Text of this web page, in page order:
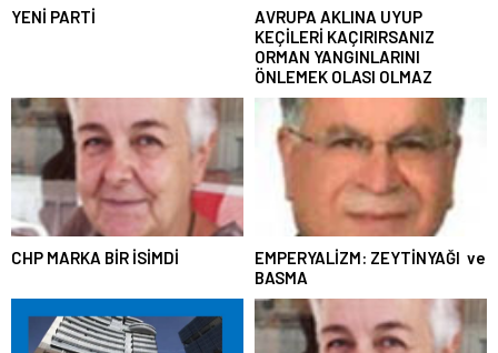
YENİ PARTİ
AVRUPA AKLINA UYUP
KEÇİLERİ KAÇIRIRSANIZ
ORMAN YANGINLARINI
ÖNLEMEK OLASI OLMAZ
CHP MARKA BİR İSİMDİ
EMPERYALİZM: ZEYTİNYAĞI ve
BASMA